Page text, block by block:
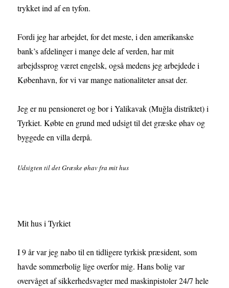
trykket ind af en tyfon.
Fordi jeg har arbejdet, for det meste, i den amerikanske
bank’s afdelinger i mange dele af verden, har mit
arbejdssprog været engelsk, også medens jeg arbejdede i
København, for vi var mange nationaliteter ansat der.
Jeg er nu pensioneret og bor i Yalikavak (Muğla distriktet) i
Tyrkiet. Købte en grund med udsigt til det græske øhav og
byggede en villa derpå.
Udsigten til det Græske øhav fra mit hus
Mit hus i Tyrkiet
I 9 år var jeg nabo til en tidligere tyrkisk præsident, som
havde sommerbolig lige overfor mig. Hans bolig var
overvåget af sikkerhedsvagter med maskinpistoler 24/7 hele